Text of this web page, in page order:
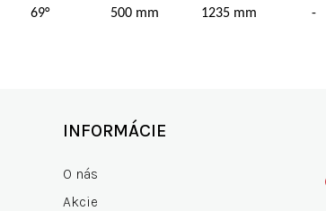
69° 500 mm 1235 mm -
INFORMÁCIE
O nás
Akcie